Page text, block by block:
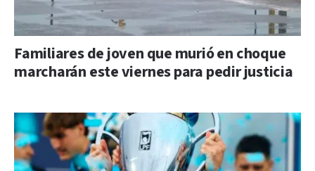
Familiares de joven que murió en choque
marcharán este viernes para pedir justicia